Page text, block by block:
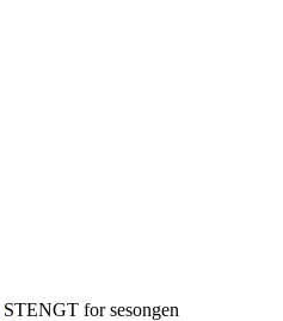
STENGT for sesongen